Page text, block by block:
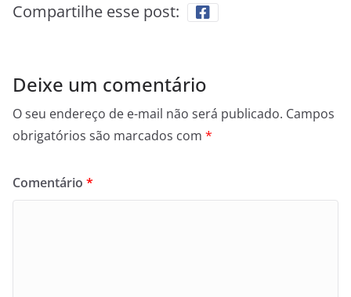
Compartilhe esse post:
Deixe um comentário
O seu endereço de e-mail não será publicado. Campos
obrigatórios são marcados com *
Comentário *